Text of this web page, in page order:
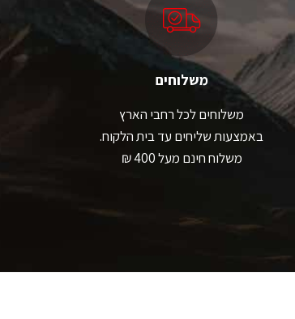
האפשרויות
בעמוד
משלוחים
משלוחים לכל רחבי הארץ
באמצעות שליחים עד בית הלקוח.
משלוח חינם מעל 400 ₪